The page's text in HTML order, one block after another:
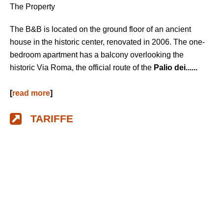
The Property
The B&B is located on the ground floor of an ancient
house in the historic center, renovated in 2006. The one-
bedroom apartment has a balcony overlooking the
historic Via Roma, the official route of the Palio dei......
[read more]
TARIFFE